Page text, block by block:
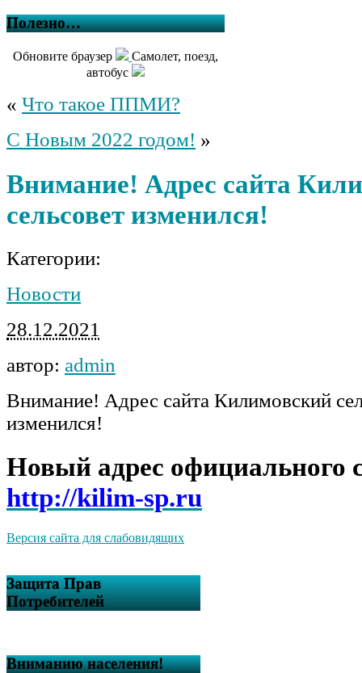
Полезно…
Обновите браузер
Самолет, поезд,
автобус
« Что такое ППМИ?
С Новым 2022 годом! »
Внимание! Адрес сайта
сельсовет изменился!
Категории:
Новости
28.12.2021
автор: admin
Внимание! Адрес сайта Килимовский
изменился!
Новый адрес официального
http://kilim-sp.ru
Версия сайта для слабовидящих
Защита Прав
Потребителей
Вниманию населения!